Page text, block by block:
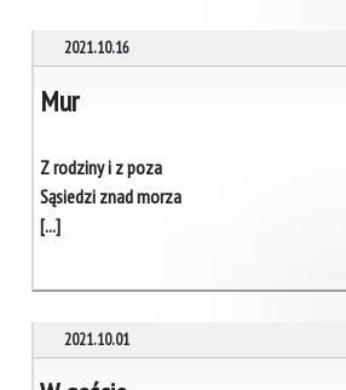
2021.10.16
Mur
Z rodziny i z poza
Sąsiedzi znad morza
[...]
2021.10.01